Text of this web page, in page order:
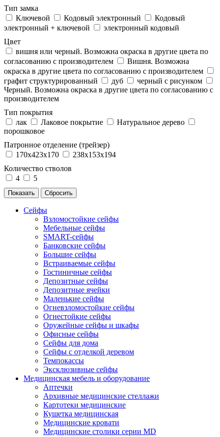
Тип замка
Ключевой
Кодовый электронный
Кодовый
электронный + ключевой
электронный кодовый
Цвет
вишня или черный. Возможна окраска в другие цвета по
согласованию с производителем
Вишня. Возможна
окраска в другие цвета по согласованию с производителем
графит структурированный
дуб
черный с рисунком
Черный. Возможна окраска в другие цвета по согласованию с
производителем
Тип покрытия
лак
Лаковое покрытие
Натуральное дерево
порошковое
Патронное отделение (трейзер)
170x423x170
238x153x194
Количество стволов
4
5
Сейфы
Взломостойкие сейфы
Мебельные сейфы
SMART-сейфы
Банковские сейфы
Большие сейфы
Встраиваемые сейфы
Гостиничные сейфы
Депозитные сейфы
Депозитные ячейки
Маленькие сейфы
Огневзломостойкие сейфы
Огнестойкие сейфы
Оружейные сейфы и шкафы
Офисные сейфы
Сейфы для дома
Сейфы с отделкой деревом
Темпокассы
Эксклюзивные сейфы
Медицинская мебель и оборудование
Аптечки
Архивные медицинские стеллажи
Картотеки медицинские
Кушетка медицинская
Медицинские кровати
Медицинские столики серии MD